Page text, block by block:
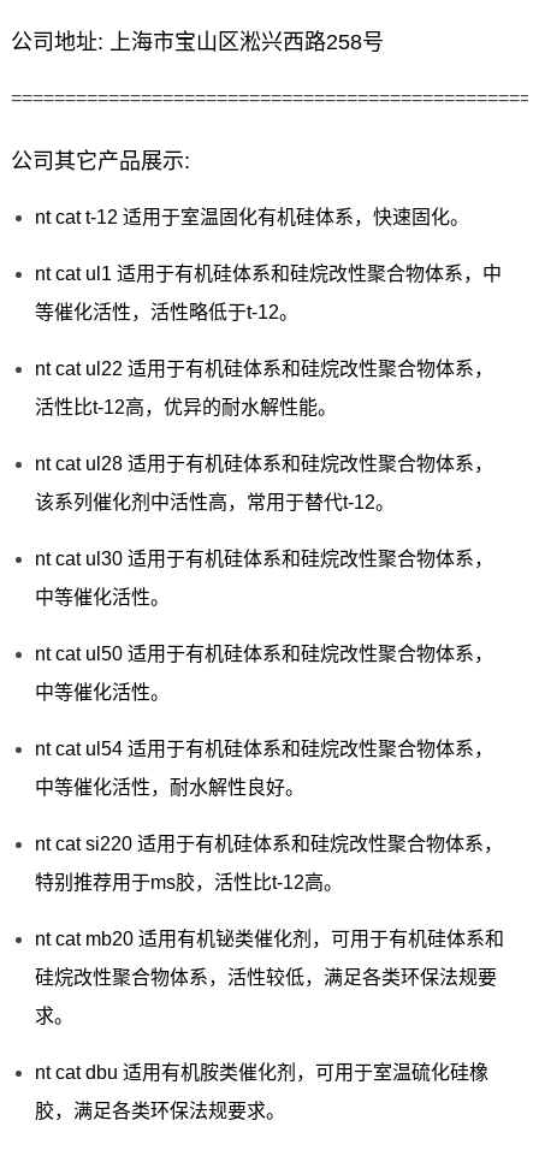
公司地址: 上海市宝山区淞兴西路258号
公司其它产品展示:
nt cat t-12 适用于室温固化有机硅体系，快速固化。
nt cat ul1 适用于有机硅体系和硅烷改性聚合物体系，中
等催化活性，活性略低于t-12。
nt cat ul22 适用于有机硅体系和硅烷改性聚合物体系，
活性比t-12高，优异的耐水解性能。
nt cat ul28 适用于有机硅体系和硅烷改性聚合物体系，
该系列催化剂中活性高，常用于替代t-12。
nt cat ul30 适用于有机硅体系和硅烷改性聚合物体系，
中等催化活性。
nt cat ul50 适用于有机硅体系和硅烷改性聚合物体系，
中等催化活性。
nt cat ul54 适用于有机硅体系和硅烷改性聚合物体系，
中等催化活性，耐水解性良好。
nt cat si220 适用于有机硅体系和硅烷改性聚合物体系，
特别推荐用于ms胶，活性比t-12高。
nt cat mb20 适用有机铋类催化剂，可用于有机硅体系和
硅烷改性聚合物体系，活性较低，满足各类环保法规要
求。
nt cat dbu 适用有机胺类催化剂，可用于室温硫化硅橡
胶，满足各类环保法规要求。